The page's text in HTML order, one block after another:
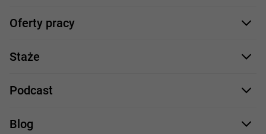
Nasze projekty
Profile zawodowe
Oferty pracy
Formularz aplikacyjny
.NET
C++
Staże
Staże IT
Podcast
Comarch Careers
Blog